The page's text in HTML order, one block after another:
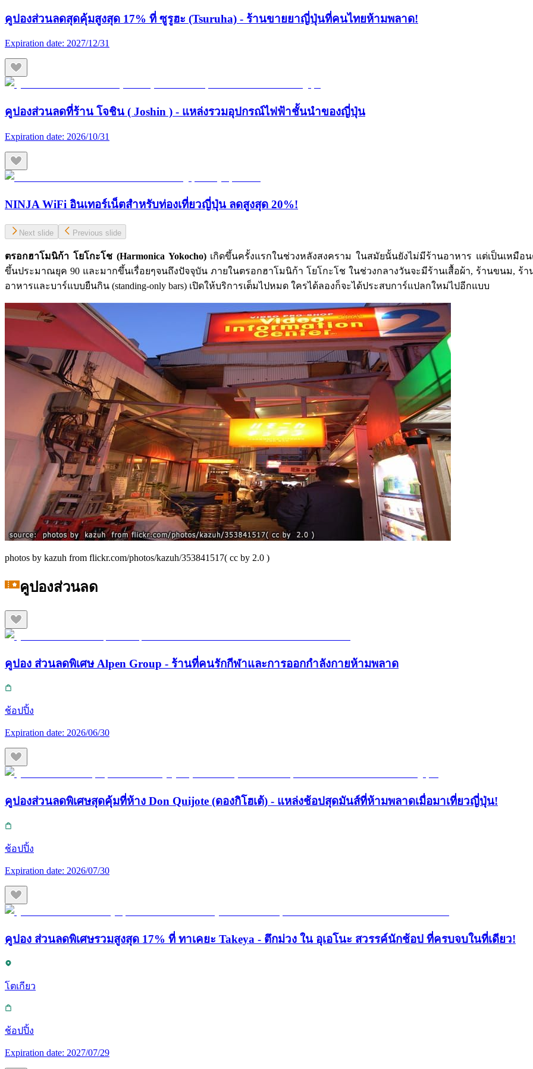
คูปองส่วนลดสุดคุ้มสูงสุด 17% ที่ ซูรูฮะ (Tsuruha) - ร้านขายยาญี่ปุ่นที่คนไทยห้ามพลาด!
Expiration date: 2027/12/31
คูปองส่วนลดที่ร้าน โจชิน ( Joshin ) - แหล่งรวมอุปกรณ์ไฟฟ้าชั้นนำของญี่ปุ่น
Expiration date: 2026/10/31
NINJA WiFi อินเทอร์เน็ตสำหรับท่องเที่ยวญี่ปุ่น ลดสูงสุด 20%!
Next slide Previous slide
ตรอกฮาโมนิก้า โยโกะโช (Harmonica Yokocho)เกิดขึ้นครั้งแรกในช่วงหลังสงคราม ในสมัยนั้นยังไม่มีร้านอาหาร แต่เป็นเหมื
ขึ้นประมาณยุค 90 และมากขึ้นเรื่อยๆจนถึงปัจจุบัน ภายในตรอกฮาโมนิก้า โยโกะโช ในช่วงกลางวันจะมีร้านเสื้อผ้า, ร้านขนม, ร้
อาหารและบาร์แบบยืนกิน (standing-only bars) เปิดให้บริการเต็มไปหมด ใครได้ลองก็จะได้ประสบการ์แปลกใหม่ไปอีกแบบ
photos by kazuh from flickr.com/photos/kazuh/353841517( cc by 2.0 )
คูปองส่วนลด
คูปอง ส่วนลดพิเศษ Alpen Group - ร้านที่คนรักกีฬาและการออกกำลังกายห้ามพลาด
ช้อปปิ้ง
Expiration date: 2026/06/30
คูปองส่วนลดพิเศษสุดคุ้มที่ห้าง Don Quijote (ดองกิโฮเต้) - แหล่งช้อปสุดมันส์ที่ห้ามพลาดเมื่อมาเที่ยวญี่ปุ่น!
ช้อปปิ้ง
Expiration date: 2026/07/30
คูปอง ส่วนลดพิเศษรวมสูงสุด 17% ที่ ทาเคยะ Takeya - ตึกม่วง ใน อุเอโนะ สวรรค์นักช้อป ที่ครบจบในที่เดียว!
โตเกียว
ช้อปปิ้ง
Expiration date: 2027/07/29